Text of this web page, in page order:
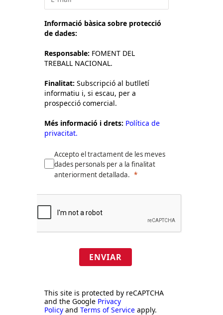
Informació bàsica sobre protecció
de dades:
Responsable: FOMENT DEL
TREBALL NACIONAL.
Finalitat: Subscripció al butlletí
informatiu i, si escau, per a
prospecció comercial.
Més informació i drets: Política de
privacitat.
Accepto el tractament de les meves
dades personals per a la finalitat
anteriorment detallada.
ENVIAR
This site is protected by reCAPTCHA
and the Google Privacy
Policy and Terms of Service apply.